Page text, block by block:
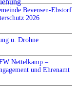
Bevensen-Ebstorf
2026
u. Drohne
Nettelkamp –
und Ehrenamt